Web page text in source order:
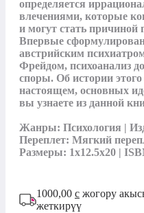
определяется
влечениями, которые
и могут стать причиной
Впервые
австрийским
Фрейдом, психоанализ
споры. Об истории
настоящем, основных
вы узнаете из данной
Жанры: Психология |
Переплет: Мягкий
Размеры: 1x12.5x20 |
1000,00 с жогору
жеткирүү